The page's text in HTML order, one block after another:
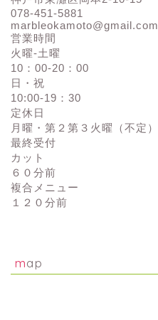
078-451-5881
marbleokamoto@gmail.com
営業時間
火曜-土曜
10：00-20：00
日・祝
10:00-19：30
定休日
月曜・第２第３火曜（不定）
最終受付
カット
６０分前
複合メニュー
１２０分前
map